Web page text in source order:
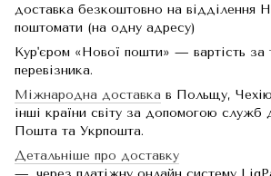
доставка безкоштовно на відділення
поштомати (на одну адресу)
Кур'єром «Нової пошти» — вартість за
перевізника.
Міжнародна доставка в Польщу,
інші країни світу за допомогою служб
Пошта та Укрпошта.
Детальніше про доставку